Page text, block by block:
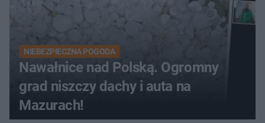
NIEBEZPIECZNA POGODA
Nawałnice nad Polską. Ogromny
grad niszczy dachy i auta na
Mazurach!